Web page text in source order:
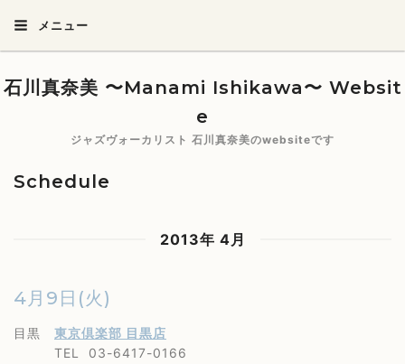
メニュー
石川真奈美 〜Manami Ishikawa〜 Websit
e
ジャズヴォーカリスト 石川真奈美のwebsiteです
Schedule
2013年 4月
4月9日(火)
目黒 東京倶楽部 目黒店
TEL 03-6417-0166